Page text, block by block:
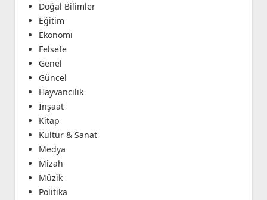
Doğal Bilimler
Eğitim
Ekonomi
Felsefe
Genel
Güncel
Hayvancılık
İnşaat
Kitap
Kültür & Sanat
Medya
Mizah
Müzik
Politika